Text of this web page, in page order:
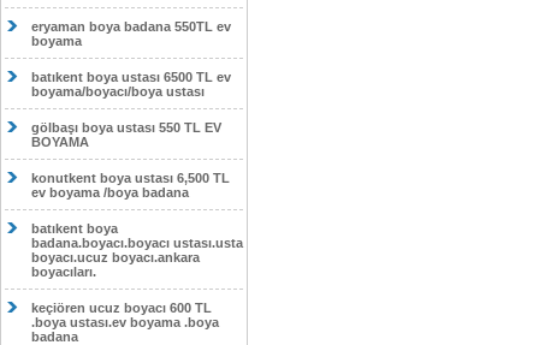
eryaman boya badana 550TL ev
boyama
batıkent boya ustası 6500 TL ev
boyama/boyacı/boya ustası
gölbaşı boya ustası 550 TL EV
BOYAMA
konutkent boya ustası 6,500 TL
ev boyama /boya badana
batıkent boya
badana.boyacı.boyacı ustası.usta
boyacı.ucuz boyacı.ankara
boyacıları.
keçiören ucuz boyacı 600 TL
.boya ustası.ev boyama .boya
badana